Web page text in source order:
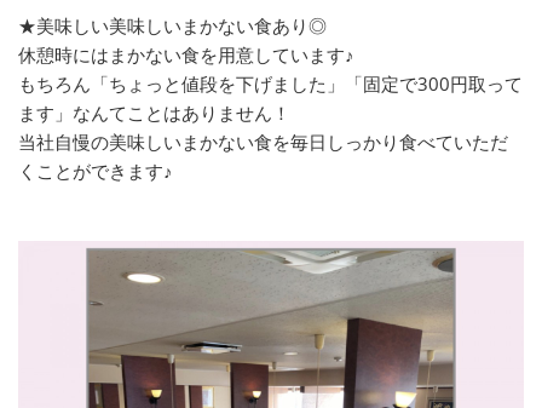
★美味しい美味しいまかない食あり◎
休憩時にはまかない食を用意しています♪
もちろん「ちょっと値段を下げました」「固定で300円取って
ます」なんてことはありません！
当社自慢の美味しいまかない食を毎日しっかり食べていただ
くことができます♪